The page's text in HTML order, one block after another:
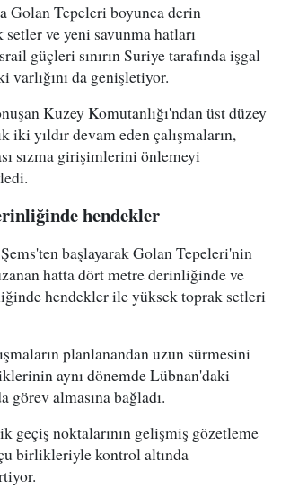
Golan Tepeleri boyunca derin
ve yeni savunma hatları
güçleri sınırın Suriye tarafında işgal
varlığını da genişletiyor.
Kuzey Komutanlığı'ndan üst düzey
iki yıldır devam eden çalışmaların,
sızma girişimlerini önlemeyi
hendekler
başlayarak Golan Tepeleri'nin
hatta dört metre derinliğinde ve
hendekler ile yüksek toprak setleri
planlanandan uzun sürmesini
aynı dönemde Lübnan'daki
görev almasına bağladı.
geçiş noktalarının gelişmiş gözetleme
birlikleriyle kontrol altında